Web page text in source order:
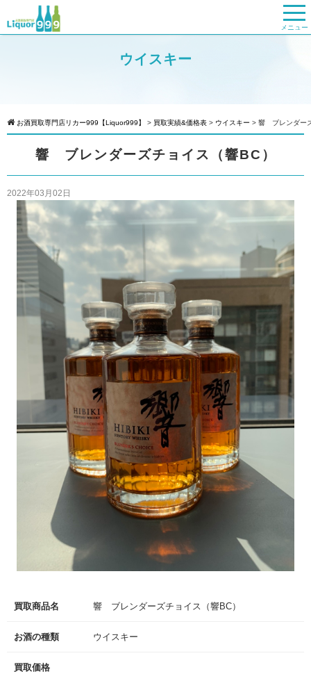
メニュー
ウイスキー
お酒買取専門店リカー999【Liquor999】 > 買取実績&価格表 > ウイスキー > 響 ブレンダー
響 ブレンダーズチョイス（響BC）
2022年03月02日
買取商品名 響 ブレンダーズチョイス（響BC）
お酒の種類 ウイスキー
買取価格